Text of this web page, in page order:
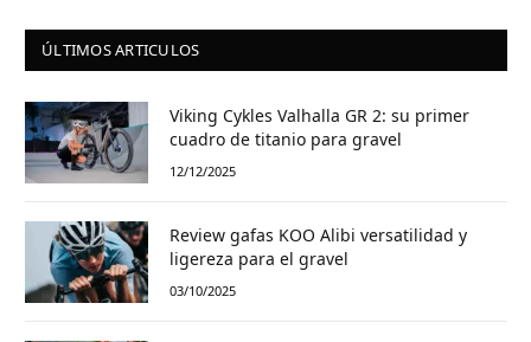
ÚLTIMOS ARTICULOS
Viking Cykles Valhalla GR 2: su primer
cuadro de titanio para gravel
12/12/2025
Review gafas KOO Alibi versatilidad y
ligereza para el gravel
03/10/2025